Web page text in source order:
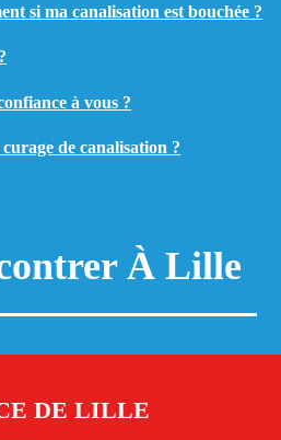
si ma canalisation est bouchée ?
à vous ?
de canalisation ?
À Lille
DE LILLE